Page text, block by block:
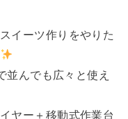
イーツ作りをやりた
並んでも広々と使え
ヤー＋移動式作業台